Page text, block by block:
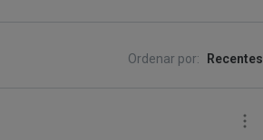
Ordenar por: Recentes